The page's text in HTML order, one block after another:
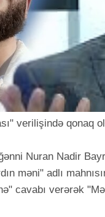
verilişində qonaq
Nuran Nadir
məni" adlı
cavabı verərək